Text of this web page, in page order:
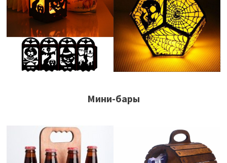
Мини-бары